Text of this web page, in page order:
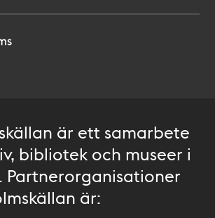
är ett samarbete
bibliotek och museer i
Partnerorganisationer
är: